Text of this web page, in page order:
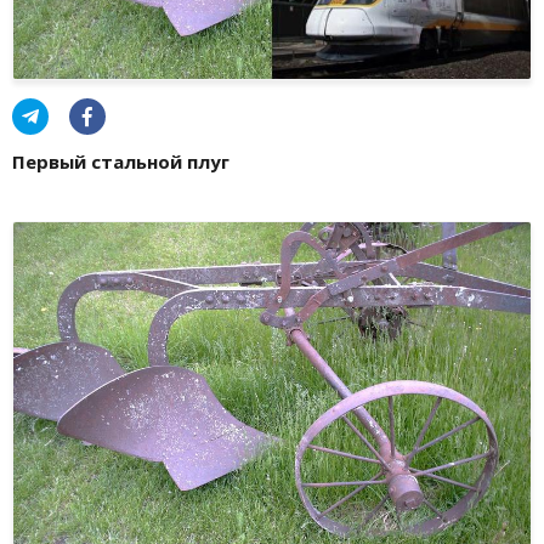
Первый стальной плуг